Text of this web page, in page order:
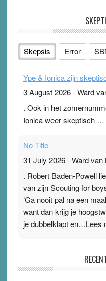
Skepsis Error
Ype & Ionica zijn
3 August 2026-Ward
. Ook in het
Ionica weer skeptisch …
No Title
31 July 2026-Ward van
. Robert Baden-Powell
van zijn Scouting for
‘Ga nooit pal na een
want dan krijg je
je dubbelklapt en…Lees
Ward